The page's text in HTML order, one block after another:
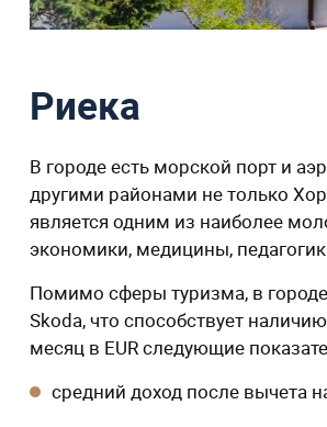
Риека
В городе есть морской порт и
другими районами не только
является одним из наиболее
экономики, медицины,
Помимо сферы туризма, в
Skoda, что способствует
месяц в EUR следующие
средний доход после вычета